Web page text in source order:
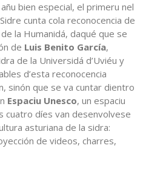
bien especial, el primeru nel
cunta cola reconocencia de
la Humanidá, daqué que se
de Luis Benito García,
de la Universidá d’Uviéu y
d’esta reconocencia
sinón que se va cuntar dientro
Espaciu Unesco, un espaciu
cuatro díes van desenvolvese
asturiana de la sidra:
de videos, charres,